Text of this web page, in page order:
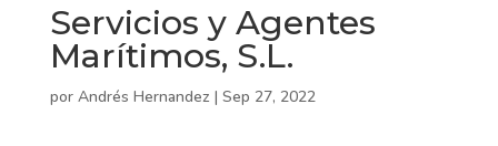
Servicios y Agentes
Marítimos, S.L.
por Andrés Hernandez | Sep 27, 2022